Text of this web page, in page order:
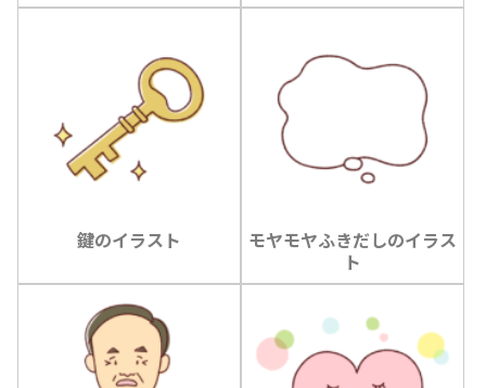
鍵のイラスト
モヤモヤふきだしのイラス
ト